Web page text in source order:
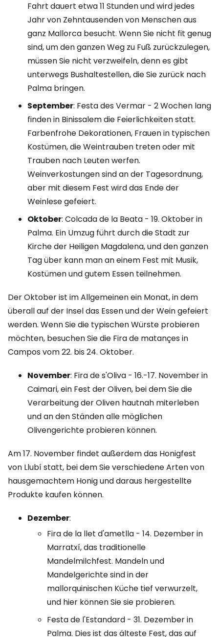
Fahrt dauert etwa 11 Stunden und wird jedes
Jahr von Zehntausenden von Menschen aus
ganz Mallorca besucht. Wenn Sie nicht fit genug
sind, um den ganzen Weg zu Fuß zurückzulegen,
müssen Sie nicht verzweifeln, denn es gibt
unterwegs Bushaltestellen, die Sie zurück nach
Palma bringen.
September: Festa des Vermar - 2 Wochen lang
finden in Binissalem die Feierlichkeiten statt.
Farbenfrohe Dekorationen, Frauen in typischen
Kostümen, die Weintrauben treten oder mit
Trauben nach Leuten werfen.
Weinverkostungen sind an der Tagesordnung,
aber mit diesem Fest wird das Ende der
Weinlese gefeiert.
Oktober: Colcada de la Beata - 19. Oktober in
Palma. Ein Umzug führt durch die Stadt zur
Kirche der Heiligen Magdalena, und den ganzen
Tag über kann man an einem Fest mit Musik,
Kostümen und gutem Essen teilnehmen.
Der Oktober ist im Allgemeinen ein Monat, in dem
überall auf der Insel das Essen und der Wein gefeiert
werden. Wenn Sie die typischen Würste probieren
möchten, besuchen Sie die Fira de matançes in
Campos vom 22. bis 24. Oktober.
November: Fira de s'Oliva - 16.-17. November in
Caimari, ein Fest der Oliven, bei dem Sie die
Verarbeitung der Oliven hautnah miterleben
und an den Ständen alle möglichen
Olivengerichte probieren können.
Am 17. November findet außerdem das Honigfest
von Llubí statt, bei dem Sie verschiedene Arten von
hausgemachtem Honig und daraus hergestellte
Produkte kaufen können.
Dezember:
Fira de la llet d'ametlla - 14. Dezember in
Marratxí, das traditionelle
Mandelmilchfest. Mandeln und
Mandelgerichte sind in der
mallorquinischen Küche tief verwurzelt,
und hier können Sie sie probieren.
Festa de l'Estandard - 31. Dezember in
Palma. Dies ist das älteste Fest, das auf